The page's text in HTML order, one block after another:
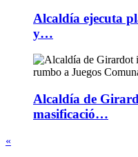
Alcaldía ejecuta
y…
Alcaldía de
masificació…
«